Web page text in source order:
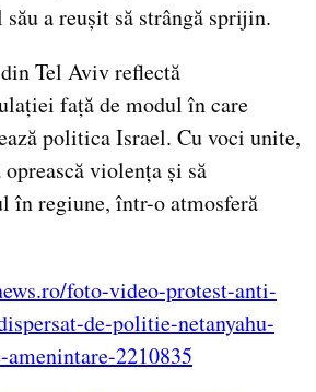
a reușit să strângă sprijin.
Tel Aviv reflectă
față de modul în care
politica Israel. Cu voci unite,
violența și să
în regiune, într-o atmosferă
foto-video-protest-anti-
de-politie-netanyahu-
2210835